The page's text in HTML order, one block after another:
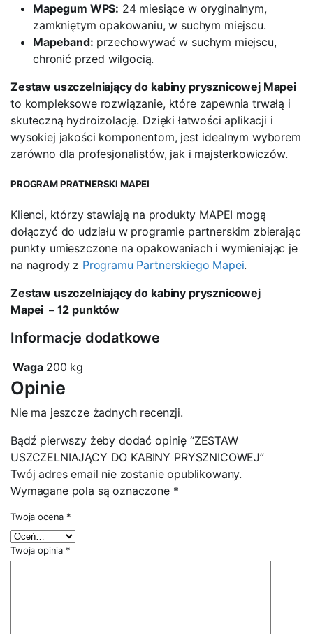
Mapegum WPS: 24 miesiące w oryginalnym,
zamkniętym opakowaniu, w suchym miejscu.
Mapeband: przechowywać w suchym miejscu,
chronić przed wilgocią.
Zestaw uszczelniający do kabiny prysznicowej Mapei
to kompleksowe rozwiązanie, które zapewnia trwałą i
skuteczną hydroizolację. Dzięki łatwości aplikacji i
wysokiej jakości komponentom, jest idealnym wyborem
zarówno dla profesjonalistów, jak i majsterkowiczów.
PROGRAM PRATNERSKI MAPEI
Klienci, którzy stawiają na produkty MAPEI mogą
dołączyć do udziału w programie partnerskim zbierając
punkty umieszczone na opakowaniach i wymieniając je
na nagrody z Programu Partnerskiego Mapei.
Zestaw uszczelniający do kabiny prysznicowej
Mapei – 12 punktów
Informacje dodatkowe
Waga 200 kg
Opinie
Nie ma jeszcze żadnych recenzji.
Bądź pierwszy żeby dodać opinię “ZESTAW
USZCZELNIAJĄCY DO KABINY PRYSZNICOWEJ”
Twój adres email nie zostanie opublikowany.
Wymagane pola są oznaczone *
Twoja ocena *
Twoja opinia *